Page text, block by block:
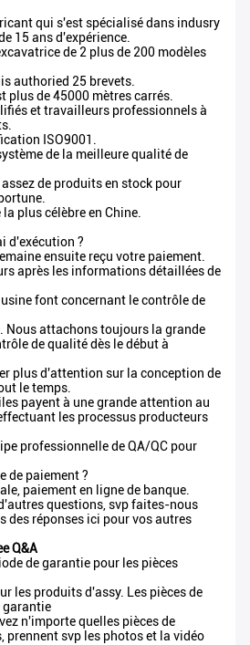
qui s'est spécialisé dans indusry
15 ans d'expérience.
de 2 plus de 200 modèles
authoried 25 brevets.
plus de 45000 mètres carrés.
et travailleurs professionnels à
ISO9001.
de la meilleure qualité de
de produits en stock pour
plus célèbre en Chine.
d'exécution ?
ensuite reçu votre paiement.
après les informations détaillées de
font concernant le contrôle de
Nous attachons toujours la grande
de qualité dès le début à
plus d'attention sur la conception de
le temps.
payent à une grande attention au
les processus producteurs
professionnelle de QA/QC pour
de paiement ?
paiement en ligne de banque.
questions, svp faites-nous
des réponses ici pour vos autres
Q&A
de garantie pour les pièces
les produits d'assy. Les pièces de
garantie
n'importe quelles pièces de
prennent svp les photos et la vidéo